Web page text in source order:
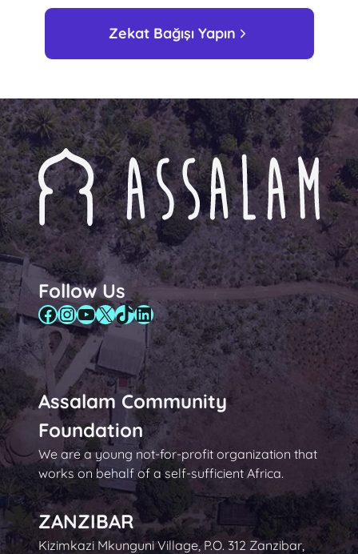
Zekat Bağışı Yapın
Follow Us
Facebook
Instagram
YouTube
X TikTok
LinkedIn
Assalam Community
Foundation
We are a young not-for-profit organization that
works on behalf of a self-sufficient Africa.
ZANZIBAR
Kizimkazi Mkunguni Village, P.O. 312 Zanzibar,